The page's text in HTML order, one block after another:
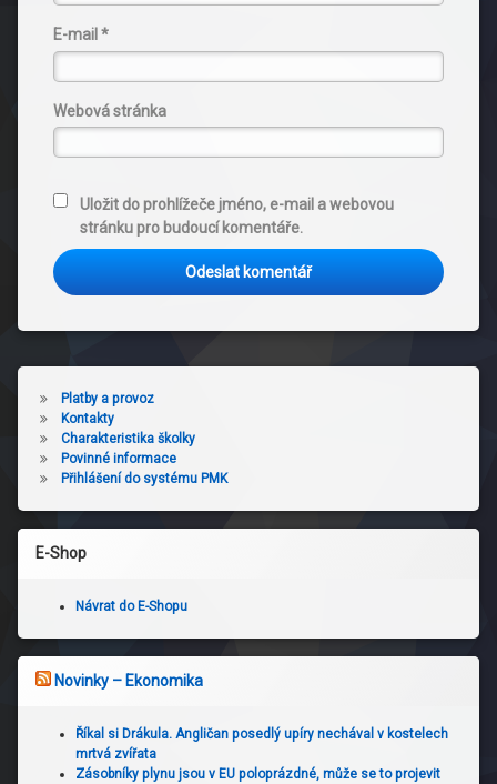
E-mail *
Webová stránka
Uložit do prohlížeče jméno, e-mail a webovou
stránku pro budoucí komentáře.
Platby a provoz
Kontakty
Charakteristika školky
Povinné informace
Přihlášení do systému PMK
E-Shop
Návrat do E-Shopu
Novinky – Ekonomika
Říkal si Drákula. Angličan posedlý upíry nechával v kostelech
mrtvá zvířata
Zásobníky plynu jsou v EU poloprázdné, může se to projevit